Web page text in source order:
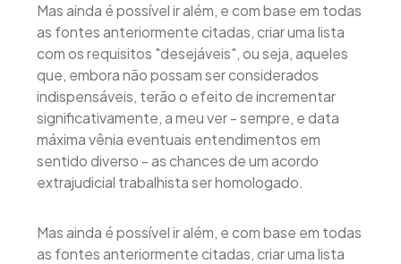
Mas ainda é possível ir além, e com base em todas
as fontes anteriormente citadas, criar uma lista
com os requisitos "desejáveis", ou seja, aqueles
que, embora não possam ser considerados
indispensáveis, terão o efeito de incrementar
significativamente, a meu ver - sempre, e data
máxima vênia eventuais entendimentos em
sentido diverso - as chances de um acordo
extrajudicial trabalhista ser homologado.
Mas ainda é possível ir além, e com base em todas
as fontes anteriormente citadas, criar uma lista